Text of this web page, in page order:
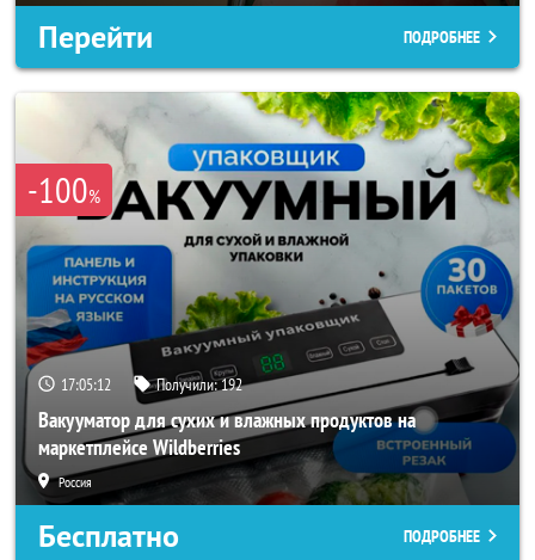
Перейти ПОДРОБНЕЕ
-100%
17:05:10 Получили:192
Вакууматор для сухих и влажных продуктов на
маркетплейсе Wildberries
Россия
Бесплатно ПОДРОБНЕЕ